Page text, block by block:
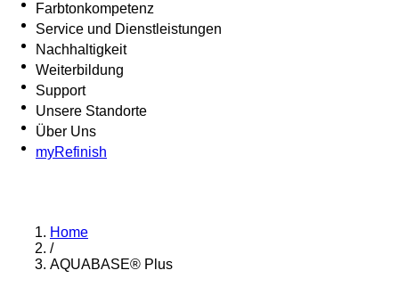
Farbtonkompetenz
Service und Dienstleistungen
Nachhaltigkeit
Weiterbildung
Support
Unsere Standorte
Über Uns
myRefinish
Home
/
AQUABASE® Plus